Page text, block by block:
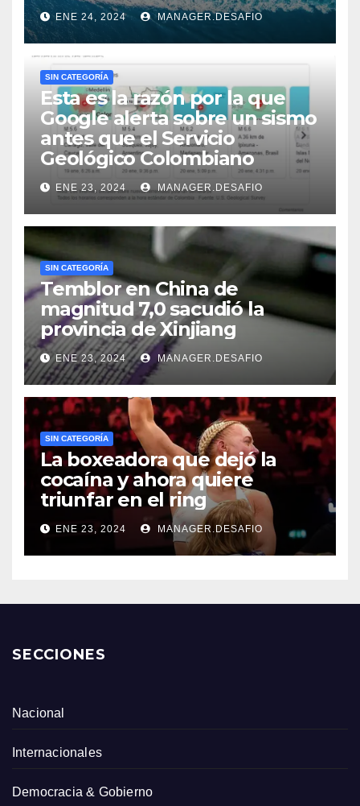
ENE 24, 2024 MANAGER.DESAFIO
SIN CATEGORÍA
Esta es la razón por la que
Google alerta sobre un sismo
antes que el Servicio
Geológico Colombiano
ENE 23, 2024 MANAGER.DESAFIO
SIN CATEGORÍA
Temblor en China de
magnitud 7,0 sacudió la
provincia de Xinjiang
ENE 23, 2024 MANAGER.DESAFIO
SIN CATEGORÍA
La boxeadora que dejó la
cocaína y ahora quiere
triunfar en el ring​
ENE 23, 2024 MANAGER.DESAFIO
SECCIONES
Nacional
Internacionales
Democracia & Gobierno